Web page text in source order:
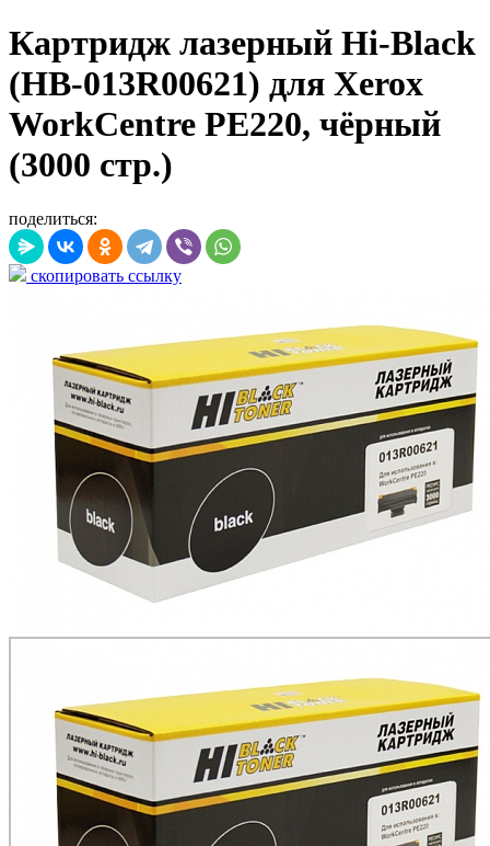
Картридж лазерный Hi-Black
(HB-013R00621) для Xerox
WorkCentre PE220, чёрный
(3000 стр.)
поделиться:
скопировать ссылку